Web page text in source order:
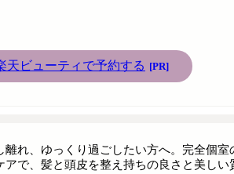
天ビューティで予約する [PR]
れ、ゆっくり過ごしたい方へ。完全個
で、髪と頭皮を整え持ちの良さと美し